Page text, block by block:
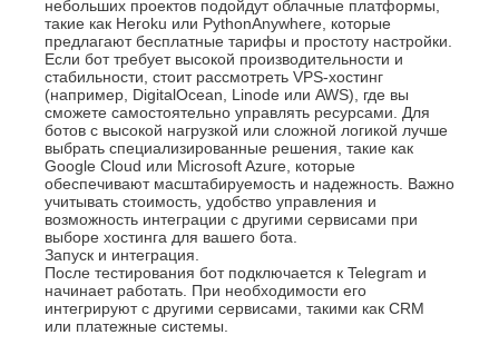
Копейск
Кострома
Красногорск
Краснодар
Курган
Курск
Л
Липецк
Люберцы
М
Магнитогорск
Майкоп
Махачкала
Ульяновск
Уфа
Ф
Феодосия
Х
Хасавюрт
Химки
Ч
Чебоксары
Челябинск
Череповец
небольших проектов подойдут облачные платформы,
такие как Heroku или PythonAnywhere, которые
предлагают бесплатные тарифы и простоту настройки.
Если бот требует высокой производительности и
стабильности, стоит рассмотреть VPS-хостинг
(например, DigitalOcean, Linode или AWS), где вы
сможете самостоятельно управлять ресурсами. Для
ботов с высокой нагрузкой или сложной логикой лучше
выбрать специализированные решения, такие как
Google Cloud или Microsoft Azure, которые
обеспечивают масштабируемость и надежность. Важно
учитывать стоимость, удобство управления и
возможность интеграции с другими сервисами при
выборе хостинга для вашего бота.
Запуск и интеграция.
После тестирования бот подключается к Telegram и
начинает работать. При необходимости его
интегрируют с другими сервисами, такими как CRM
или платежные системы.